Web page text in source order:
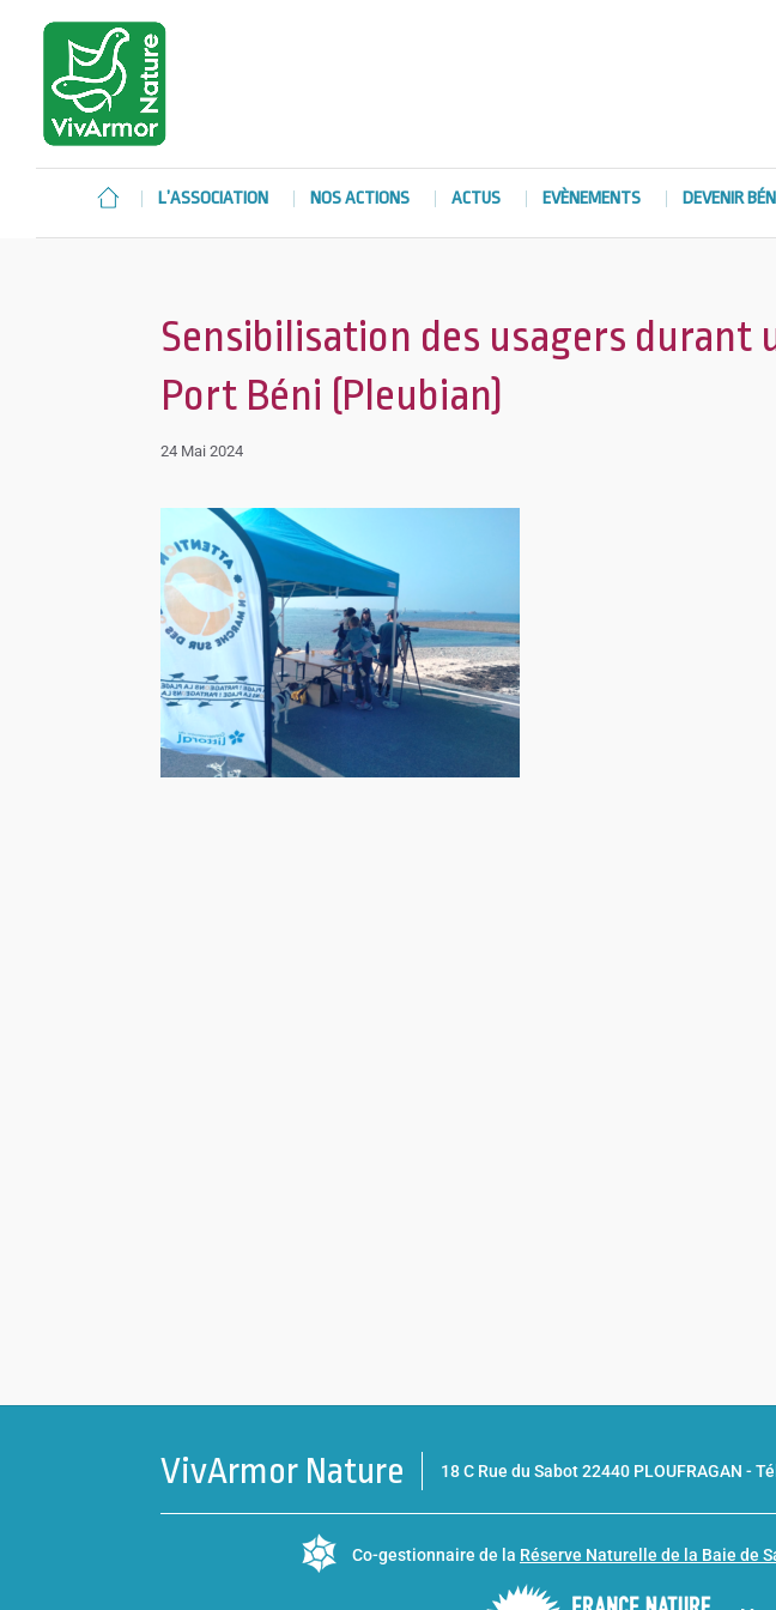
L’ASSOCIATION NOS ACTIONS ACTUS EVÈNEMENTS DEVENIR
Sensibilisation des usagers durant
Port Béni (Pleubian)
24 Mai 2024
VivArmor Nature 18 C Rue du Sabot 22440 PLOUFRAGAN -
Co-gestionnaire de la Réserve Naturelle de la Baie de